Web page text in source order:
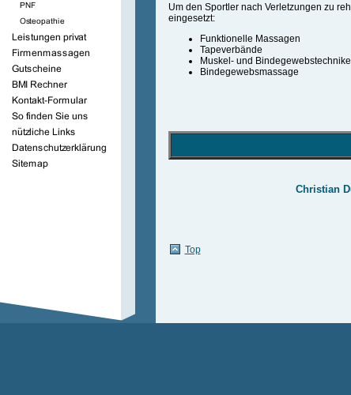
Um den Sportler nach Verletzungen zu
eingesetzt:
Funktionelle Massagen
Tapeverbände
Muskel- und
Bindegewebsmassage
Christian
Top